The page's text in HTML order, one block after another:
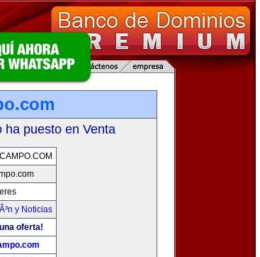
ha puesto en Venta
y Noticias
oferta!